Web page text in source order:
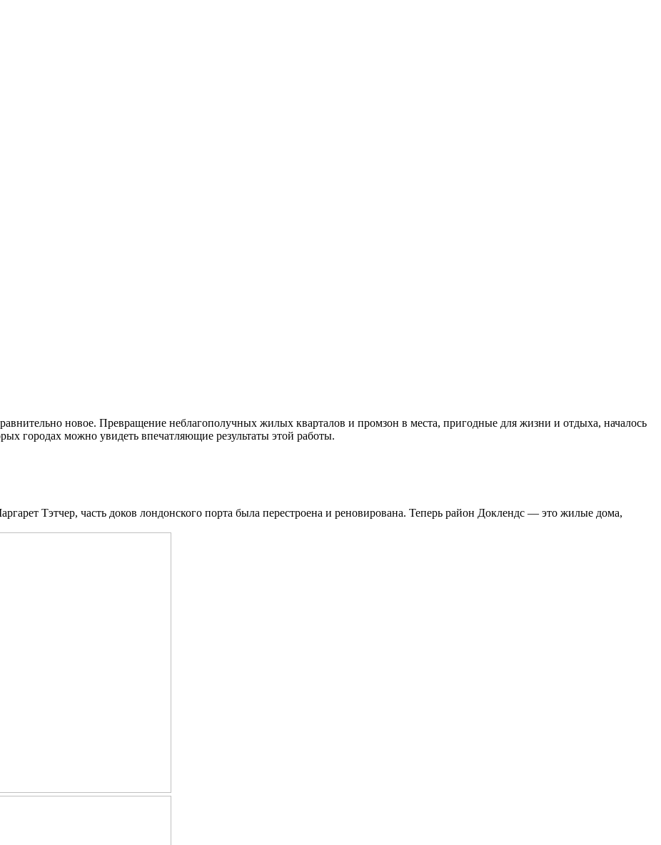
новое. Превращение неблагополучных жилых кварталов и промзон в места, пригодные для жизни и отдыха, началось
городах можно увидеть впечатляющие результаты этой работы.
Тэтчер, часть доков лондонского порта была перестроена и реновирована. Теперь район Доклендс — это жилые дома,